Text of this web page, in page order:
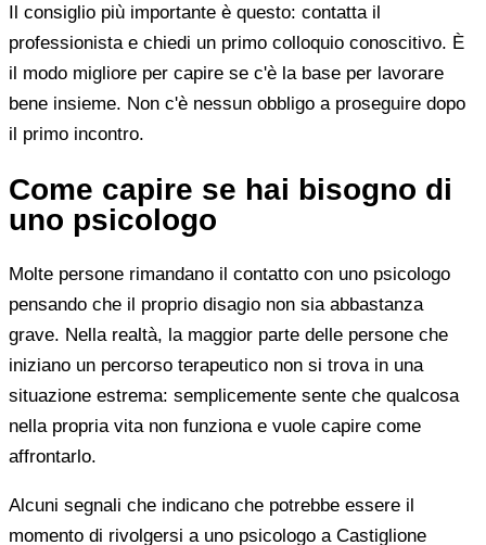
Il consiglio più importante è questo: contatta il
professionista e chiedi un primo colloquio conoscitivo. È
il modo migliore per capire se c'è la base per lavorare
bene insieme. Non c'è nessun obbligo a proseguire dopo
il primo incontro.
Come capire se hai bisogno di
uno psicologo
Molte persone rimandano il contatto con uno psicologo
pensando che il proprio disagio non sia abbastanza
grave. Nella realtà, la maggior parte delle persone che
iniziano un percorso terapeutico non si trova in una
situazione estrema: semplicemente sente che qualcosa
nella propria vita non funziona e vuole capire come
affrontarlo.
Alcuni segnali che indicano che potrebbe essere il
momento di rivolgersi a uno psicologo a Castiglione